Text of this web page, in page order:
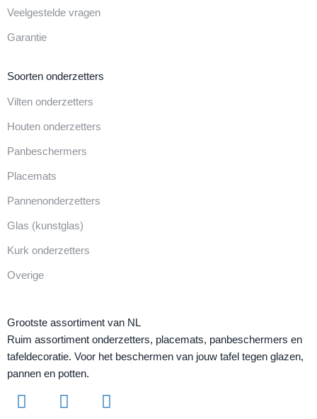
Veelgestelde vragen
Garantie
Soorten onderzetters
Vilten onderzetters
Houten onderzetters
Panbeschermers
Placemats
Pannenonderzetters
Glas (kunstglas)
Kurk onderzetters
Overige
Grootste assortiment van NL
Ruim assortiment onderzetters, placemats, panbeschermers en
tafeldecoratie. Voor het beschermen van jouw tafel tegen glazen,
pannen en potten.